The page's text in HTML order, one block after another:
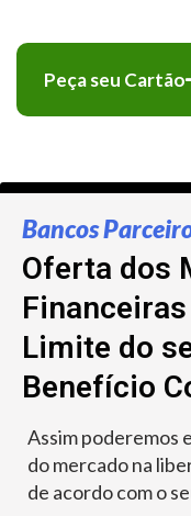
Peça seu Cartão
Bancos
Oferta dos
Limite do
Benefício
Assim poderemos
do mercado na
de acordo com o